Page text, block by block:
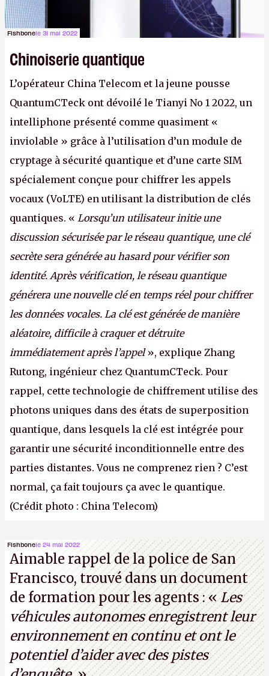
Fishbonele 31 mai 2022
Chinoiserie quantique
L’opérateur China Telecom et la jeune pousse
QuantumCTeck ont dévoilé le Tianyi No 1 2022, un
intelliphone présenté comme quasiment «
inviolable » grâce à l’utilisation d’un module de
cryptage à sécurité quantique et d’une carte SIM
spécialement conçue pour chiffrer les appels
vocaux (VoLTE) en utilisant la distribution de clés
quantiques. « Lorsqu’un utilisateur initie une
discussion sécurisée par le réseau quantique, une clé
secrète sera générée au hasard pour vérifier son
identité. Après vérification, le réseau quantique
générera une nouvelle clé en temps réel pour chiffrer
les données vocales. La clé est générée de manière
aléatoire, difficile à craquer et détruite
immédiatement après l’appel», explique Zhang
Rutong, ingénieur chez QuantumCTeck. Pour
rappel, cette technologie de chiffrement utilise des
photons uniques dans des états de superposition
quantique, dans lesquels la clé est intégrée pour
garantir une sécurité inconditionnelle entre des
parties distantes. Vous ne comprenez rien ? C’est
normal, ça fait toujours ça avec le quantique.
(Crédit photo : China Telecom)
Fishbonele 24 mai 2022
Aimable rappel de la police de San
Francisco, trouvé dans un document
de formation pour les agents : «Les
véhicules autonomes enregistrent leur
environnement en continu et ont le
potentiel d’aider avec des pistes